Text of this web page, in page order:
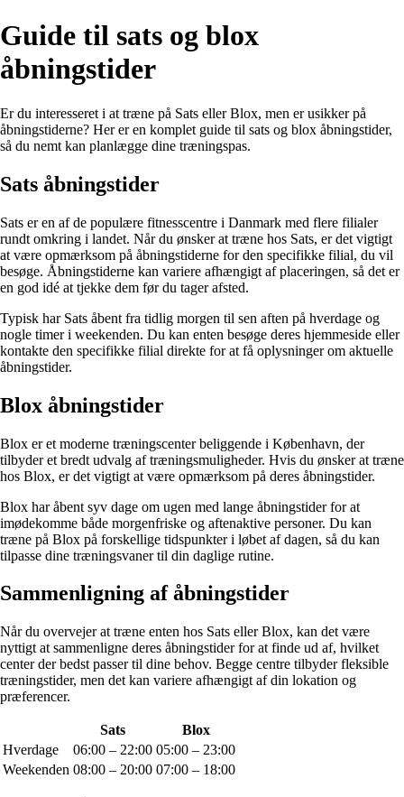
Guide til sats og blox
åbningstider
Er du interesseret i at træne på Sats eller Blox, men er usikker på
åbningstiderne? Her er en komplet guide til sats og blox åbningstider,
så du nemt kan planlægge dine træningspas.
Sats åbningstider
Sats er en af de populære fitnesscentre i Danmark med flere filialer
rundt omkring i landet. Når du ønsker at træne hos Sats, er det vigtigt
at være opmærksom på åbningstiderne for den specifikke filial, du vil
besøge. Åbningstiderne kan variere afhængigt af placeringen, så det er
en god idé at tjekke dem før du tager afsted.
Typisk har Sats åbent fra tidlig morgen til sen aften på hverdage og
nogle timer i weekenden. Du kan enten besøge deres hjemmeside eller
kontakte den specifikke filial direkte for at få oplysninger om aktuelle
åbningstider.
Blox åbningstider
Blox er et moderne træningscenter beliggende i København, der
tilbyder et bredt udvalg af træningsmuligheder. Hvis du ønsker at træne
hos Blox, er det vigtigt at være opmærksom på deres åbningstider.
Blox har åbent syv dage om ugen med lange åbningstider for at
imødekomme både morgenfriske og aftenaktive personer. Du kan
træne på Blox på forskellige tidspunkter i løbet af dagen, så du kan
tilpasse dine træningsvaner til din daglige rutine.
Sammenligning af åbningstider
Når du overvejer at træne enten hos Sats eller Blox, kan det være
nyttigt at sammenligne deres åbningstider for at finde ud af, hvilket
center der bedst passer til dine behov. Begge centre tilbyder fleksible
træningstider, men det kan variere afhængigt af din lokation og
præferencer.
Sats
Blox
Hverdage
06:00 – 22:00 05:00 – 23:00
Weekenden 08:00 – 20:00 07:00 – 18:00